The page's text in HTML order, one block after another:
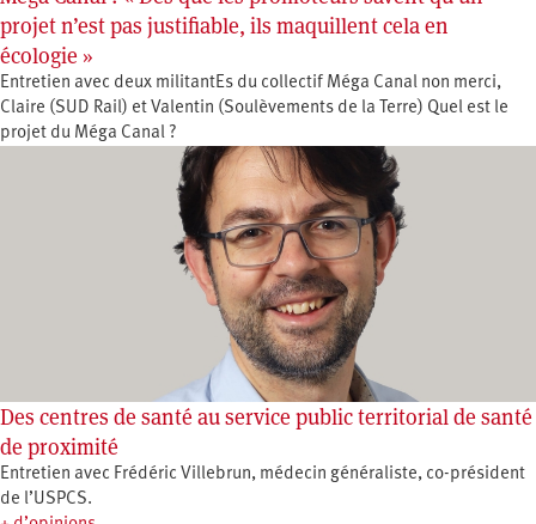
projet n’est pas justifiable, ils maquillent cela en
écologie »
Entretien avec deux militantEs du collectif Méga Canal non merci,
Claire (SUD Rail) et Valentin (Soulèvements de la Terre) Quel est le
projet du Méga Canal ?
Des centres de santé au service public territorial de santé
de proximité
Entretien avec Frédéric Villebrun, médecin généraliste, co-président
de l’USPCS.